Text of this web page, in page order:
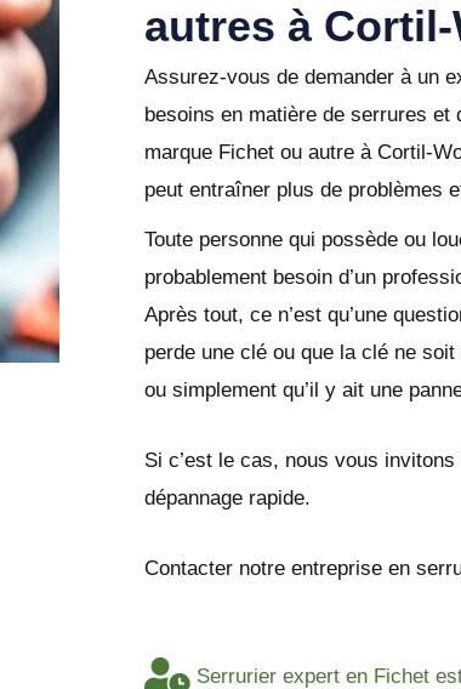
autres à
Assurez-vous de demander à un
besoins en matière de serrures
marque Fichet ou autre à Cortil-
peut entraîner plus de problèmes
Toute personne qui possède ou
probablement besoin d’un
Après tout, ce n’est qu’une
perde une clé ou que la clé ne
ou simplement qu’il y ait une
Si c’est le cas, nous vous
dépannage rapide.
Contacter notre entreprise en
Serrurier expert en Fichet